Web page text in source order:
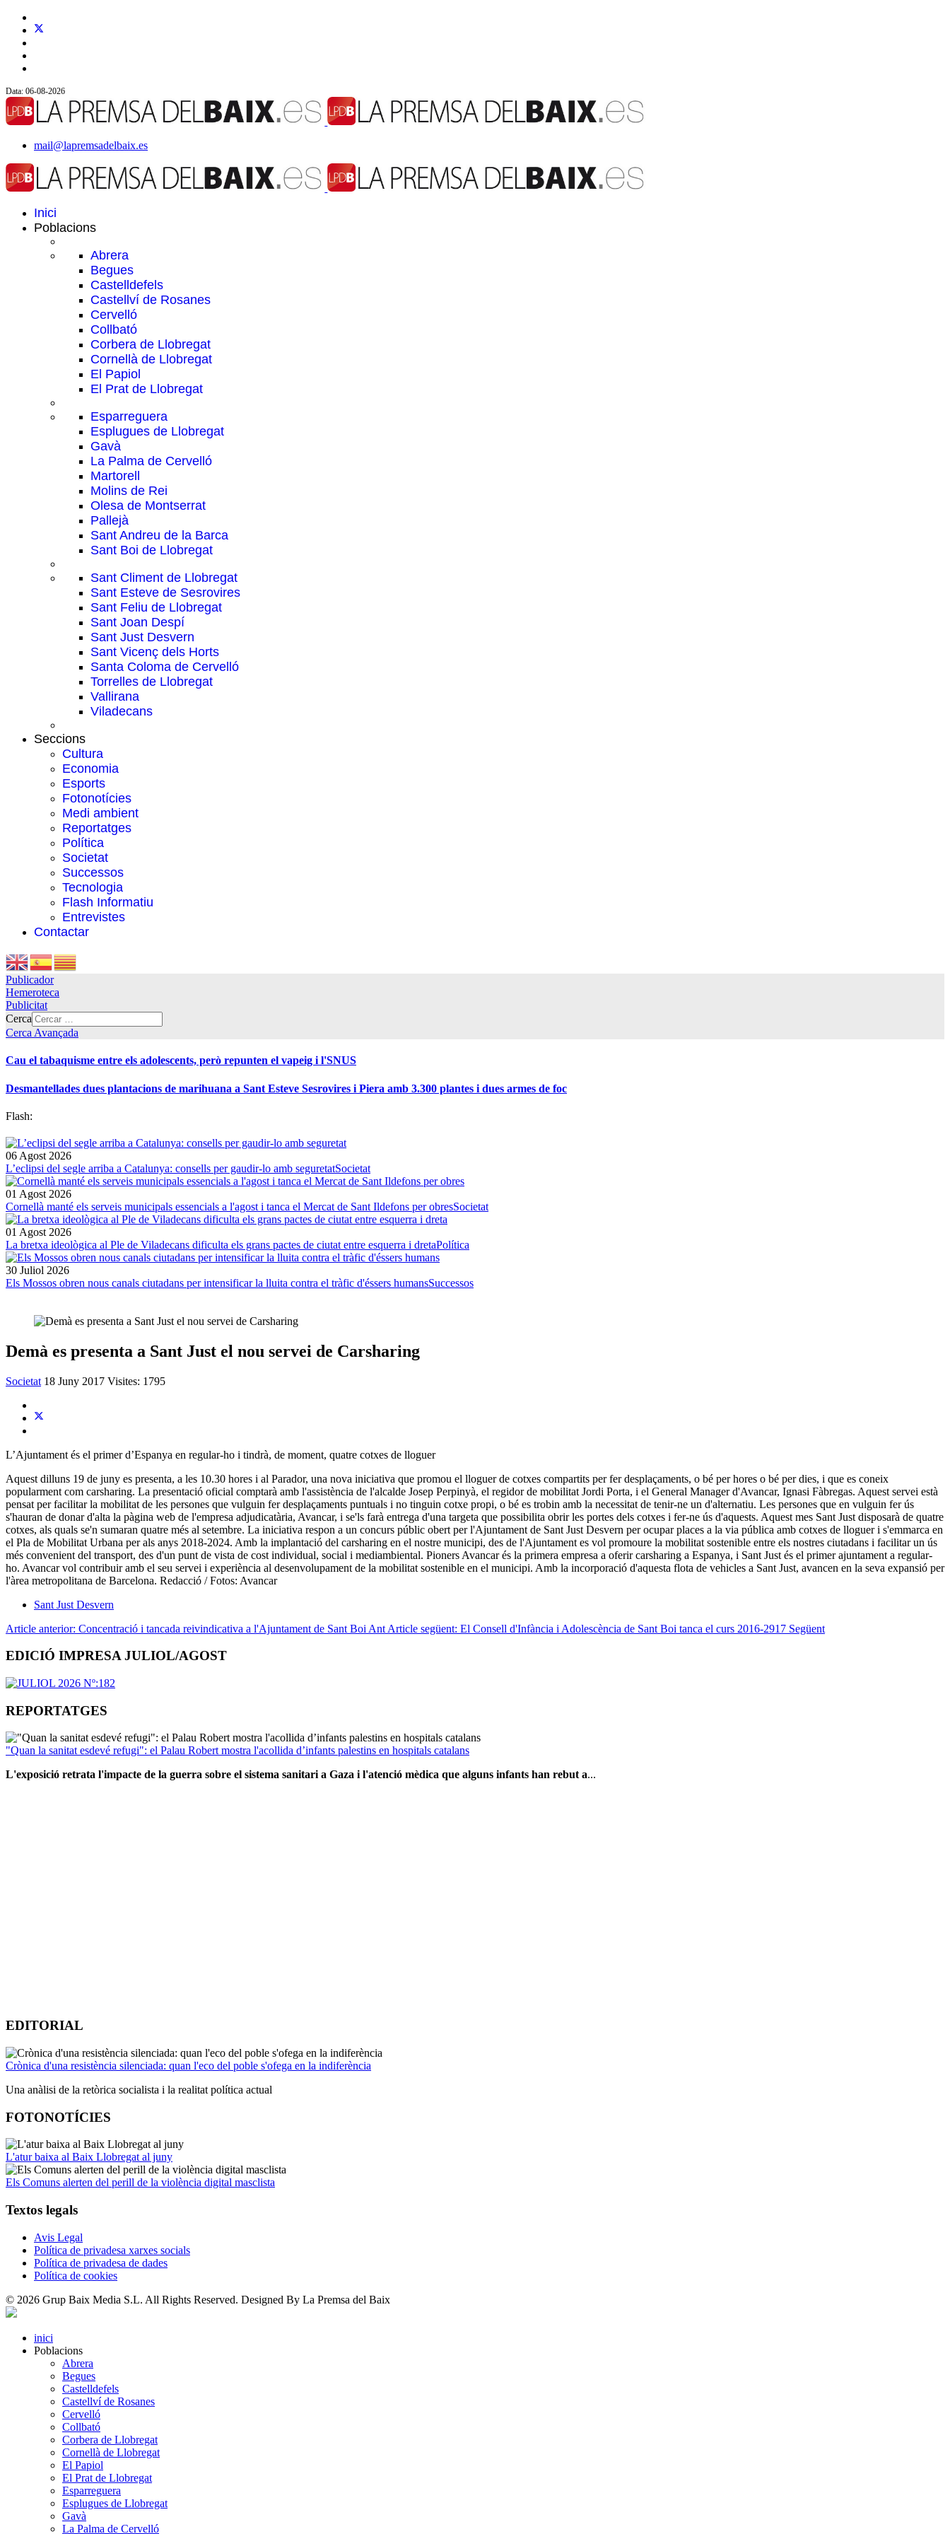
Data: 06-08-2026
mail@lapremsadelbaix.es
Inici
Poblacions
Abrera
Begues
Castelldefels
Castellví de Rosanes
Cervelló
Collbató
Corbera de Llobregat
Cornellà de Llobregat
El Papiol
El Prat de Llobregat
Esparreguera
Esplugues de Llobregat
Gavà
La Palma de Cervelló
Martorell
Molins de Rei
Olesa de Montserrat
Pallejà
Sant Andreu de la Barca
Sant Boi de Llobregat
Sant Climent de Llobregat
Sant Esteve de Sesrovires
Sant Feliu de Llobregat
Sant Joan Despí
Sant Just Desvern
Sant Vicenç dels Horts
Santa Coloma de Cervelló
Torrelles de Llobregat
Vallirana
Viladecans
Seccions
Cultura
Economia
Esports
Fotonotícies
Medi ambient
Reportatges
Política
Societat
Successos
Tecnologia
Flash Informatiu
Entrevistes
Contactar
Publicador
Hemeroteca
Publicitat
Cerca
Cerca Avançada
Cau el tabaquisme entre els adolescents, però repunten el vapeig i l'SNUS
Desmantellades dues plantacions de marihuana a Sant Esteve Sesrovires i Piera amb 3.300 plantes i dues armes de foc
Flash:
06 Agost 2026
L’eclipsi del segle arriba a Catalunya: consells per gaudir-lo amb seguretatSocietat
01 Agost 2026
Cornellà manté els serveis municipals essencials a l'agost i tanca el Mercat de Sant Ildefons per obresSocietat
01 Agost 2026
La bretxa ideològica al Ple de Viladecans dificulta els grans pactes de ciutat entre esquerra i dretaPolítica
30 Juliol 2026
Els Mossos obren nous canals ciutadans per intensificar la lluita contra el tràfic d'éssers humansSuccessos
Demà es presenta a Sant Just el nou servei de Carsharing
Societat 18 Juny 2017 Visites: 1795
L’Ajuntament és el primer d’Espanya en regular-ho i tindrà, de moment, quatre cotxes de lloguer
Aquest dilluns 19 de juny es presenta, a les 10.30 hores i al Parador, una nova iniciativa que promou el lloguer de cotxes compartits per fer desplaçaments, o bé per hores o bé per dies, i que es coneix
popularment com carsharing. La presentació oficial comptarà amb l'assistència de l'alcalde Josep Perpinyà, el regidor de mobilitat Jordi Porta, i el General Manager d'Avancar, Ignasi Fàbregas. Aquest servei està
pensat per facilitar la mobilitat de les persones que vulguin fer desplaçaments puntuals i no tinguin cotxe propi, o bé es trobin amb la necessitat de tenir-ne un d'alternatiu. Les persones que en vulguin fer ús
s'hauran de donar d'alta la pàgina web de l'empresa adjudicatària, Avancar, i se'ls farà entrega d'una targeta que possibilita obrir les portes dels cotxes i fer-ne ús d'aquests. Aquest mes Sant Just disposarà de quatre
cotxes, als quals se'n sumaran quatre més al setembre. La iniciativa respon a un concurs públic obert per l'Ajuntament de Sant Just Desvern per ocupar places a la via pública amb cotxes de lloguer i s'emmarca en
el Pla de Mobilitat Urbana per als anys 2018-2024. Amb la implantació del carsharing en el nostre municipi, des de l'Ajuntament es vol promoure la mobilitat sostenible entre els nostres ciutadans i facilitar un ús
més convenient del transport, des d'un punt de vista de cost individual, social i mediambiental. Pioners Avancar és la primera empresa a oferir carsharing a Espanya, i Sant Just és el primer ajuntament a regular-
ho. Avancar vol contribuir amb el seu servei i experiència al desenvolupament de la mobilitat sostenible en el municipi. Amb la incorporació d'aquesta flota de vehicles a Sant Just, avancen en la seva expansió per
l'àrea metropolitana de Barcelona. Redacció / Fotos: Avancar
Sant Just Desvern
Article anterior: Concentració i tancada reivindicativa a l'Ajuntament de Sant Boi Ant Article següent: El Consell d'Infància i Adolescència de Sant Boi tanca el curs 2016-2917 Següent
EDICIÓ IMPRESA JULIOL/AGOST
REPORTATGES
"Quan la sanitat esdevé refugi": el Palau Robert mostra l'acollida d’infants palestins en hospitals catalans
L'exposició retrata l'impacte de la guerra sobre el sistema sanitari a Gaza i l'atenció mèdica que alguns infants han rebut a...
EDITORIAL
Crònica d'una resistència silenciada: quan l'eco del poble s'ofega en la indiferència
Una anàlisi de la retòrica socialista i la realitat política actual
FOTONOTÍCIES
L'atur baixa al Baix Llobregat al juny
Els Comuns alerten del perill de la violència digital masclista
Textos legals
Avis Legal
Política de privadesa xarxes socials
Política de privadesa de dades
Política de cookies
© 2026 Grup Baix Media S.L. All Rights Reserved. Designed By La Premsa del Baix
inici
Poblacions
Abrera
Begues
Castelldefels
Castellví de Rosanes
Cervelló
Collbató
Corbera de Llobregat
Cornellà de Llobregat
El Papiol
El Prat de Llobregat
Esparreguera
Esplugues de Llobregat
Gavà
La Palma de Cervelló